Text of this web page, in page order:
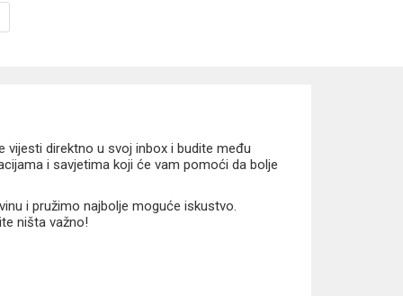
vijesti direktno u svoj inbox i budite među
i savjetima koji će vam pomoći da bolje
i pružimo najbolje moguće iskustvo.
ništa važno!